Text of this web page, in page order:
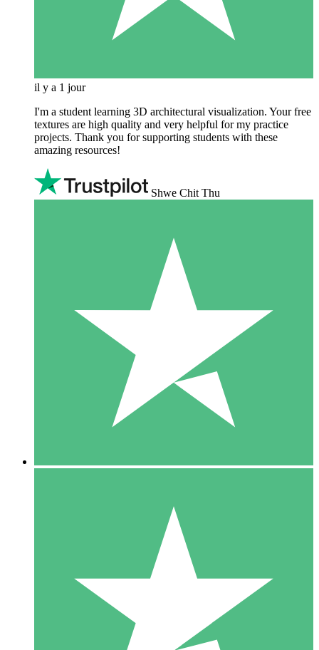
il y a 1 jour
I'm a student learning 3D architectural visualization. Your free
textures are high quality and very helpful for my practice
projects. Thank you for supporting students with these
amazing resources!
Shwe Chit Thu